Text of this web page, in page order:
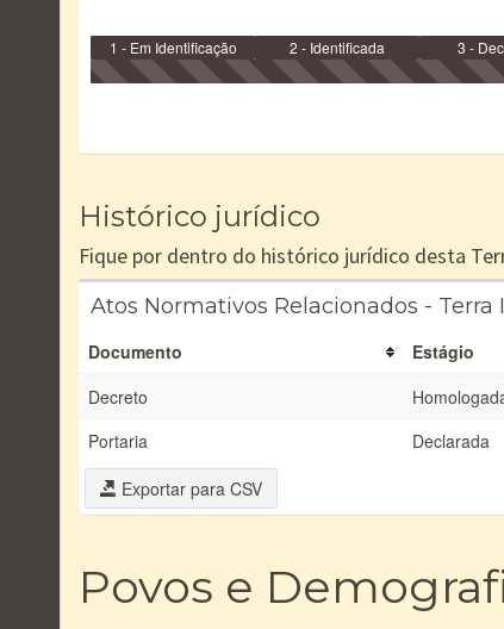
1 - Em Identificação 2 - Identificada 3 -
Histórico jurídico
Fique por dentro do histórico jurídico desta
Atos Normativos Relacionados - Terra
Documento Estágio
Decreto
Portaria
Declarada
Exportar para CSV
Povos e